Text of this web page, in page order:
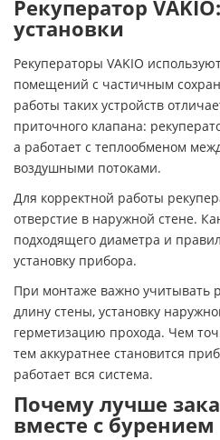
Рекуператор
установки
Рекуператоры VAKIO
помещений с частичным
работы таких устройств
приточного клапана:
а работает с теплообменом
воздушными потоками.
Для корректной работы
отверстие в наружной стене.
подходящего диаметра и
установку прибора.
При монтаже важно учитывать
длину стены, установку
герметизацию прохода. Чем
тем аккуратнее становится
работает вся система.
Почему лучше
вместе с бурением